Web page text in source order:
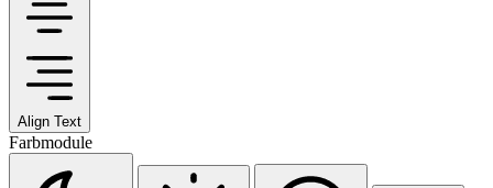
Align Text
Farbmodule